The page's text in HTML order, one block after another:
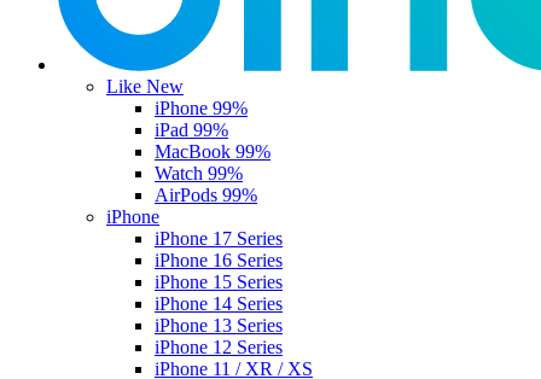
Like New
iPhone 99%
iPad 99%
MacBook 99%
Watch 99%
AirPods 99%
iPhone
iPhone 17 Series
iPhone 16 Series
iPhone 15 Series
iPhone 14 Series
iPhone 13 Series
iPhone 12 Series
iPhone 11 / XR / XS